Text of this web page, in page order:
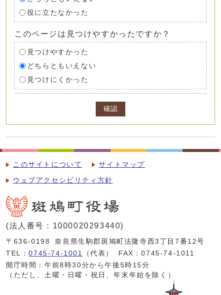
役に立たなかった
このページは見つけやすかったですか？
見つけやすかった
どちらともいえない
見つけにくかった
確認
このサイトについて サイトマップ
ウェブアクセシビリティ方針
(法人番号：1000020293440)
〒636-0198
奈良県生駒郡斑鳩町法隆寺西3丁目7番12号
TEL：0745-74-1001 （代表）
FAX：0745-74-1011
開庁時間：午前8時30分から午後5時15分
（ただし、土曜・日曜・祝日、年末年始を除く）